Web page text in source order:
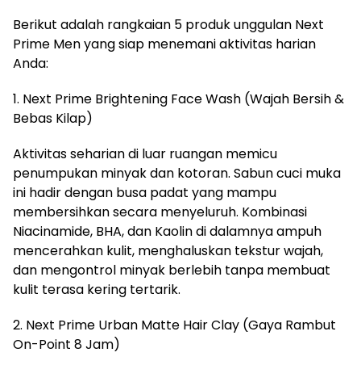
​Berikut adalah rangkaian 5 produk unggulan Next
Prime Men yang siap menemani aktivitas harian
Anda:
​1. Next Prime Brightening Face Wash (Wajah Bersih &
Bebas Kilap)
​Aktivitas seharian di luar ruangan memicu
penumpukan minyak dan kotoran. Sabun cuci muka
ini hadir dengan busa padat yang mampu
membersihkan secara menyeluruh. Kombinasi
Niacinamide, BHA, dan Kaolin di dalamnya ampuh
mencerahkan kulit, menghaluskan tekstur wajah,
dan mengontrol minyak berlebih tanpa membuat
kulit terasa kering tertarik.
​2. Next Prime Urban Matte Hair Clay (Gaya Rambut
On-Point 8 Jam)